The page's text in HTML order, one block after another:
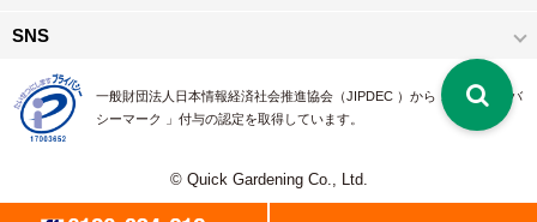
SNS
一般財団法人日本情報経済社会推進協会（JIPDEC ）から 、「 プライバ
シーマーク 」付与の認定を取得しています。
© Quick Gardening Co., Ltd.